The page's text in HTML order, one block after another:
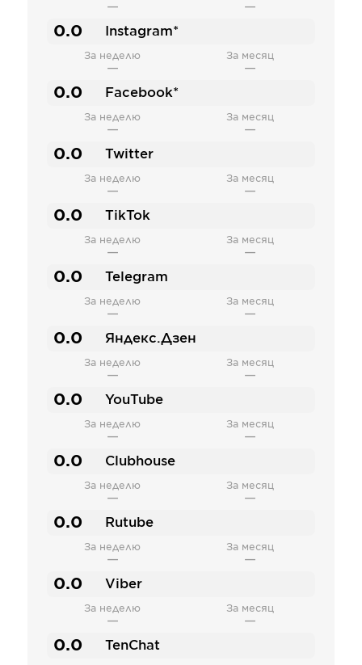
— —
0.0 Instagram*
За неделю
—
За месяц
—
0.0 Facebook*
За неделю
—
За месяц
—
0.0 Twitter
За неделю
—
За месяц
—
0.0 TikTok
За неделю
—
За месяц
—
0.0 Telegram
За неделю
—
За месяц
—
0.0 Яндекс.Дзен
За неделю
—
За месяц
—
0.0 YouTube
За неделю
—
За месяц
—
0.0 Clubhouse
За неделю
—
За месяц
—
0.0 Rutube
За неделю
—
За месяц
—
0.0 Viber
За неделю
—
За месяц
—
0.0 TenChat